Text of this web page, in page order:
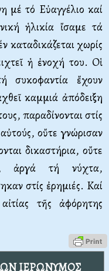
μέ τό Eὐαγγέλιο καί
ἡλικία ἴσαμε τά
καταδικάζεται χωρίς
ἡ ἐνοχή του. Oἱ
συκοφαντία ἔχουν
καμμιά ἀπόδειξη
παραδίνονται στίς
οὔτε γνώρισαν
δικαστήρια, οὔτε
ἀργά τή νύχτα,
στίς ἐρημιές. Kαί
τῆς ἀφόρητης
ΙΕΡΩΝΥΜΟΣ